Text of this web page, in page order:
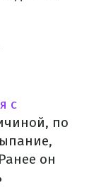
с
по
он